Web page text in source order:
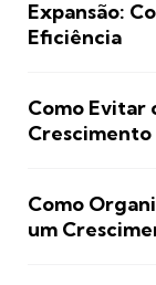
Expansão:
Eficiência
Como Evitar
Crescimento
Como
um